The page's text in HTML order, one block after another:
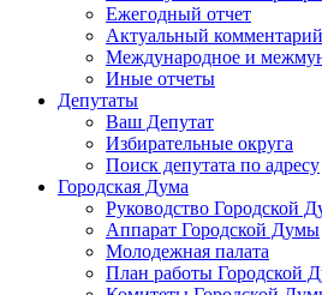
Ежегодный отчет
Актуальный комментарий
Международное и
Иные отчеты
Депутаты
Ваш Депутат
Избирательные округа
Поиск депутата по адресу
Городская Дума
Руководство Городской
Аппарат Городской Думы
Молодежная палата
План работы Городской